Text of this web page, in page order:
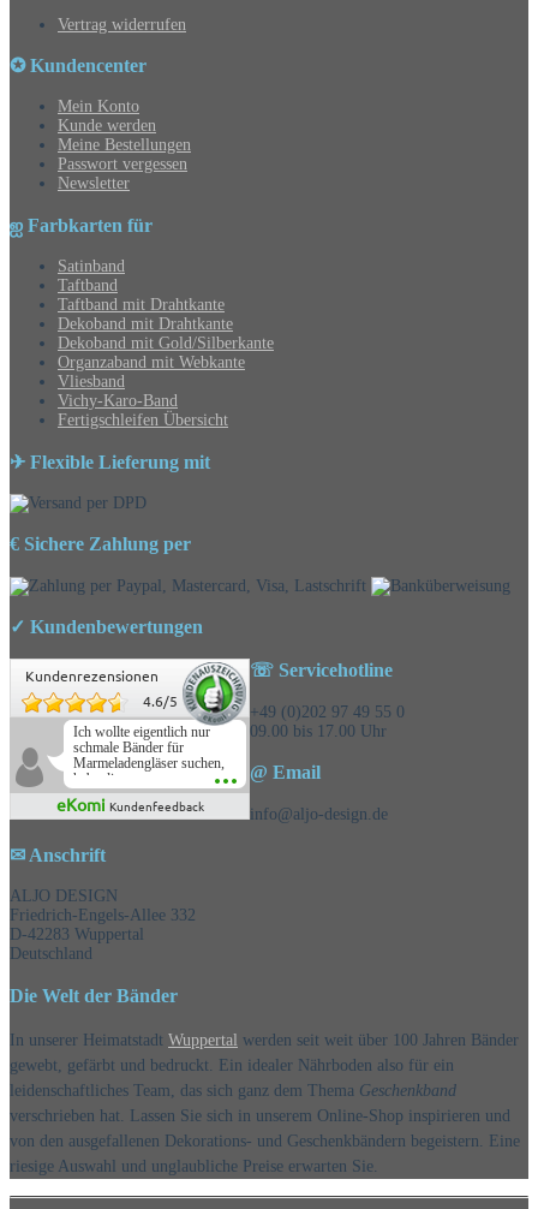
Vertrag widerrufen
✪ Kundencenter
Mein Konto
Kunde werden
Meine Bestellungen
Passwort vergessen
Newsletter
ஐ Farbkarten für
Satinband
Taftband
Taftband mit Drahtkante
Dekoband mit Drahtkante
Dekoband mit Gold/Silberkante
Organzaband mit Webkante
Vliesband
Vichy-Karo-Band
Fertigschleifen Übersicht
✈ Flexible Lieferung mit
€ Sichere Zahlung per
✓ Kundenbewertungen
Kundenrezensionen
4.6/5
Ich wollte eigentlich nur
schmale Bänder für
Marmeladengläser suchen,
habe die
Überraschungsbänder
mitbestellt und war positiv
eKomi Kundenfeedback
☏ Servicehotline
+49 (0)202 97 49 55 0
09.00 bis 17.00 Uhr
@ Email
info@aljo-design.de
✉ Anschrift
ALJO DESIGN
Friedrich-Engels-Allee 332
D-42283 Wuppertal
Deutschland
Die Welt der Bänder
In unserer Heimatstadt Wuppertal werden seit weit über 100 Jahren Bänder
gewebt, gefärbt und bedruckt. Ein idealer Nährboden also für ein
leidenschaftliches Team, das sich ganz dem Thema Geschenkband
verschrieben hat. Lassen Sie sich in unserem Online-Shop inspirieren und
von den ausgefallenen Dekorations- und Geschenkbändern begeistern. Eine
riesige Auswahl und unglaubliche Preise erwarten Sie.